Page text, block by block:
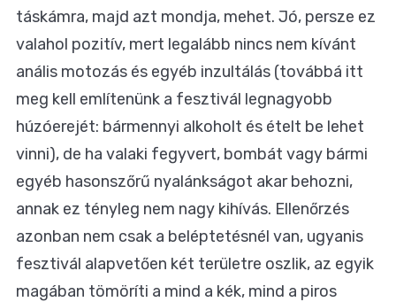
táskámra, majd azt mondja, mehet. Jó, persze ez
valahol pozitív, mert legalább nincs nem kívánt
anális motozás és egyéb inzultálás (továbbá itt
meg kell említenünk a fesztivál legnagyobb
húzóerejét: bármennyi alkoholt és ételt be lehet
vinni), de ha valaki fegyvert, bombát vagy bármi
egyéb hasonszőrű nyalánkságot akar behozni,
annak ez tényleg nem nagy kihívás. Ellenőrzés
azonban nem csak a beléptetésnél van, ugyanis
fesztivál alapvetően két területre oszlik, az egyik
magában tömöríti a mind a kék, mind a piros